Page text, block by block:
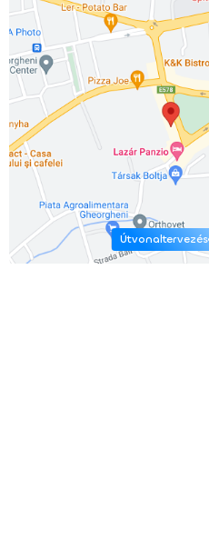
Útvonaltervezés